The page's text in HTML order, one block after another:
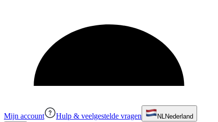
Mijn account Hulp & veelgestelde vragen NLNederland